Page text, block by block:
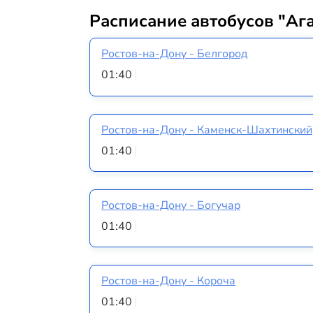
Расписание автобусов
Ростов-на-Дону - Белгород
01:40
Ростов-на-Дону - Каменск-Шахтинский
01:40
Ростов-на-Дону - Богучар
01:40
Ростов-на-Дону - Короча
01:40